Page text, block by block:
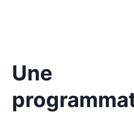
Une